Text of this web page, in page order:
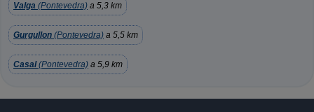
Valga (Pontevedra) a 5,3 km
Gurgullon (Pontevedra) a 5,5 km
Casal(Pontevedra) a 5,9 km